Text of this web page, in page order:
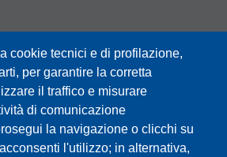
cookie tecnici e di profilazione,
per garantire la corretta
il traffico e misurare
di comunicazione
la navigazione o clicchi su
l'utilizzo; in alternativa,